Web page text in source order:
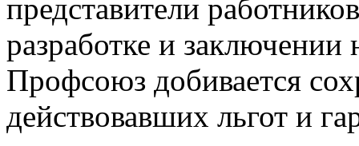
представители
разработке и
Профсоюз добивается
действовавших льгот и